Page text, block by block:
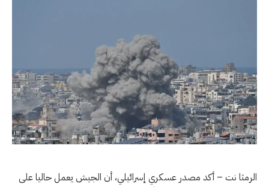
الرمثا نت – أكد مصدر عسكري إسرائيلي، أن الجيش يعمل حاليا على